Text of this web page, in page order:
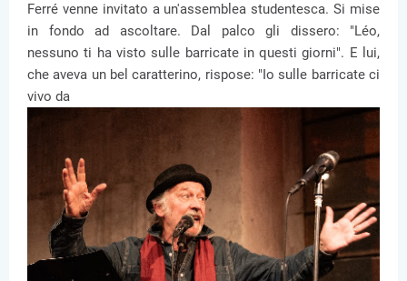
Ferré venne invitato a un'assemblea studentesca. Si mise
in fondo ad ascoltare. Dal palco gli dissero: "Léo,
nessuno ti ha visto sulle barricate in questi giorni". E lui,
che aveva un bel caratterino, rispose: "Io sulle barricate ci
vivo da